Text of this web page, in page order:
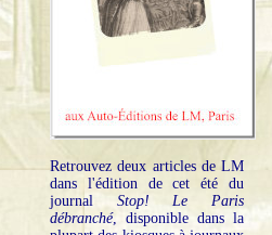
Retrouvez deux articles de LM
dans l'édition de cet été du
journal Stop! Le Paris
débranché, disponible dans la